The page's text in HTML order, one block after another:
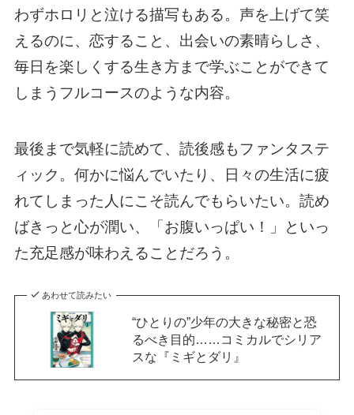
わずホロリと泣ける描写もある。声を上げて笑
えるのに、恋すること、出会いの素晴らしさ、
毎日を楽しくする生き方まで学ぶことができて
しまうフルコースのような内容。
最後まで気軽に読めて、読後感もファンタステ
ィック。何かに悩んでいたり、日々の生活に疲
れてしまった人にこそ読んでもらいたい。読め
ばきっと心が潤い、「お腹いっぱい！」といっ
た充足感が味わえることだろう。
あわせて読みたい
“ひとりの”少年の大きな秘密と恐
るべき目的……コミカルでシリア
スな『ミギとダリ』